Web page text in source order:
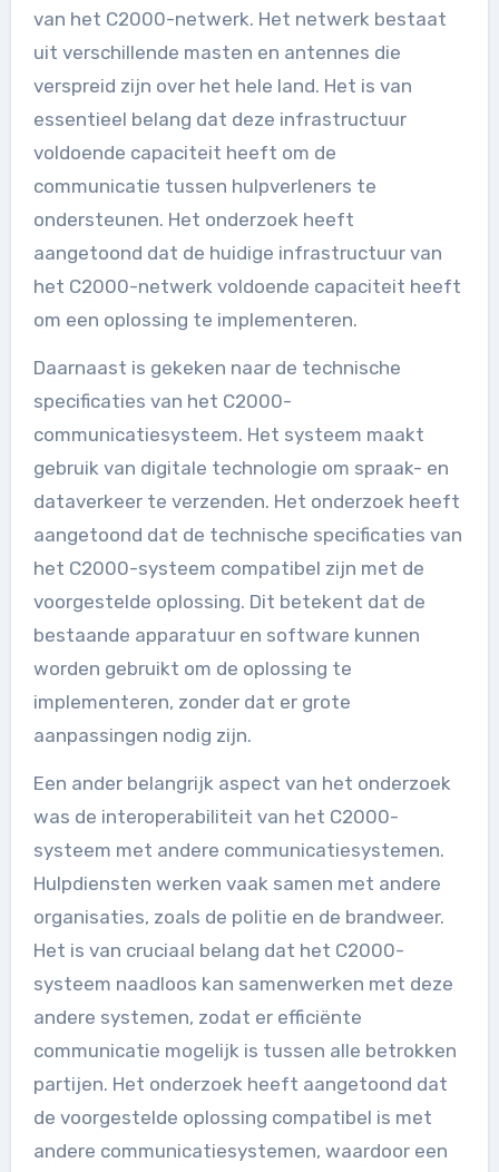
van het C2000-netwerk. Het netwerk bestaat
uit verschillende masten en antennes die
verspreid zijn over het hele land. Het is van
essentieel belang dat deze infrastructuur
voldoende capaciteit heeft om de
communicatie tussen hulpverleners te
ondersteunen. Het onderzoek heeft
aangetoond dat de huidige infrastructuur van
het C2000-netwerk voldoende capaciteit heeft
om een oplossing te implementeren.
Daarnaast is gekeken naar de technische
specificaties van het C2000-
communicatiesysteem. Het systeem maakt
gebruik van digitale technologie om spraak- en
dataverkeer te verzenden. Het onderzoek heeft
aangetoond dat de technische specificaties van
het C2000-systeem compatibel zijn met de
voorgestelde oplossing. Dit betekent dat de
bestaande apparatuur en software kunnen
worden gebruikt om de oplossing te
implementeren, zonder dat er grote
aanpassingen nodig zijn.
Een ander belangrijk aspect van het onderzoek
was de interoperabiliteit van het C2000-
systeem met andere communicatiesystemen.
Hulpdiensten werken vaak samen met andere
organisaties, zoals de politie en de brandweer.
Het is van cruciaal belang dat het C2000-
systeem naadloos kan samenwerken met deze
andere systemen, zodat er efficiënte
communicatie mogelijk is tussen alle betrokken
partijen. Het onderzoek heeft aangetoond dat
de voorgestelde oplossing compatibel is met
andere communicatiesystemen, waardoor een